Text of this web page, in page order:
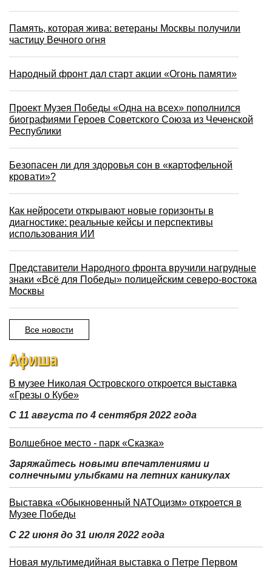
Память, которая жива: ветераны Москвы получили
частицу Вечного огня
Народный фронт дал старт акции «Огонь памяти»
Проект Музея Победы «Одна на всех» пополнился
биографиями Героев Советского Союза из Чеченской
Республики
Безопасен ли для здоровья сон в «картофельной
кровати»?
Как нейросети открывают новые горизонты в
диагностике: реальные кейсы и перспективы
использования ИИ
Представители Народного фронта вручили нагрудные
знаки «Всё для Победы» полицейским северо-востока
Москвы
Все новости
Афиша
В музее Николая Островского откроется выставка
«Грезы о Кубе»
С 11 августа по 4 сентября 2022 года
Волшебное место - парк «Сказка»
Заряжайтесь новыми впечатлениями и
солнечными улыбками на летних каникулах
Выставка «Обыкновенный NATOцизм» откроется в
Музее Победы
С 22 июня до 31 июля 2022 года
Новая мультимедийная выставка о Петре Первом